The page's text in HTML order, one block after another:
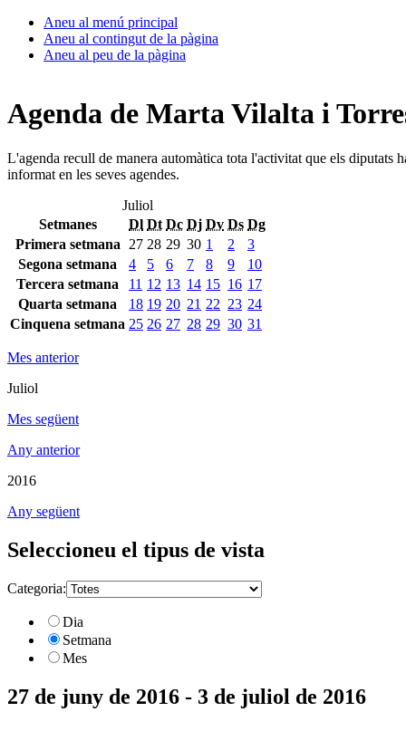
Aneu al menú principal
Aneu al contingut de la pàgina
Aneu al peu de la pàgina
Agenda de Marta Vilalta i
L'agenda recull de manera automàtica tota l'activitat que els diputats
informat en les seves agendes.
Juliol
Setmanes
Dl Dt Dc Dj Dv Ds Dg
Primera setmana
27 28 29 30 1 2
3
Segona setmana
4 5 6 7 8 9
10
Tercera setmana
11 12 13 14 15 16 17
Quarta setmana
18 19 20 21 22 23 24
Cinquena setmana 25 26 27 28 29 30 31
Mes anterior
Juliol
Mes següent
Any anterior
2016
Any següent
Seleccioneu el tipus de vista
Categoria:
Dia
Setmana
Mes
27 de juny de 2016 - 3 de juliol de 2016